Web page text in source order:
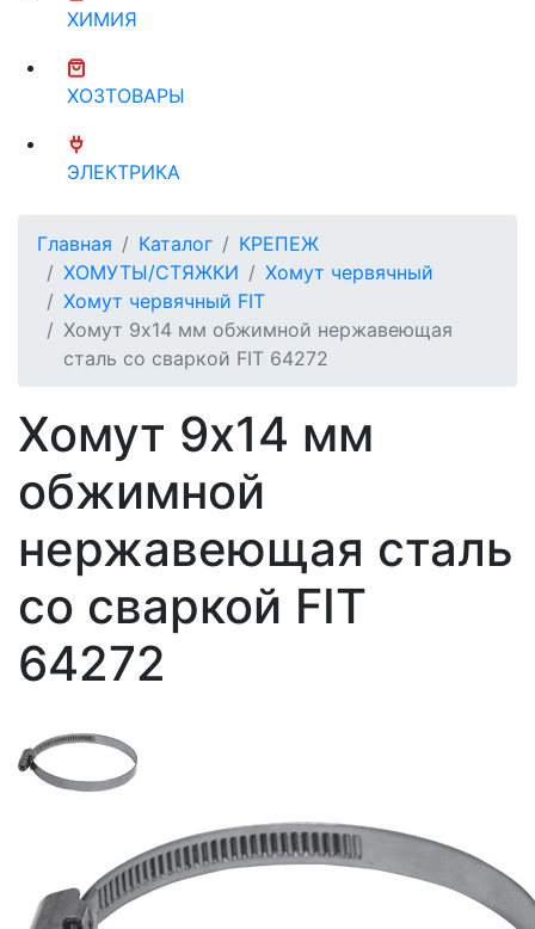
ХИМИЯ
ХОЗТОВАРЫ
ЭЛЕКТРИКА
Главная Каталог
КРЕПЕЖ
ХОМУТЫ/СТЯЖКИ
Хомут червячный
Хомут червячный FIT
Хомут 9х14 мм обжимной нержавеющая
сталь со сваркой FIT 64272
Хомут 9х14 мм
обжимной
нержавеющая сталь
со сваркой FIT
64272